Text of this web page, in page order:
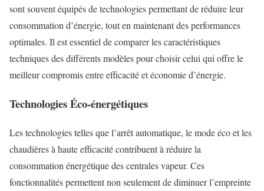
sont souvent équipés de technologies permettant de réduire leur
consommation d’énergie, tout en maintenant des performances
optimales. Il est essentiel de comparer les caractéristiques
techniques des différents modèles pour choisir celui qui offre le
meilleur compromis entre efficacité et économie d’énergie.
Technologies Éco-énergétiques
Les technologies telles que l’arrêt automatique, le mode éco et les
chaudières à haute efficacité contribuent à réduire la
consommation énergétique des centrales vapeur. Ces
fonctionnalités permettent non seulement de diminuer l’empreinte